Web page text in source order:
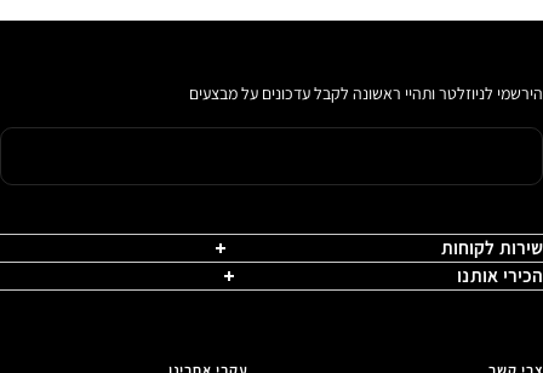
הירשמי לניוזלטר ותהיי ראשונה לקבל עדכונים על מבצעים
שירות לקוחות
הכירי אותנו